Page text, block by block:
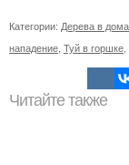
Категории: Дерева в
нападение Туй в горшке
Читайте также